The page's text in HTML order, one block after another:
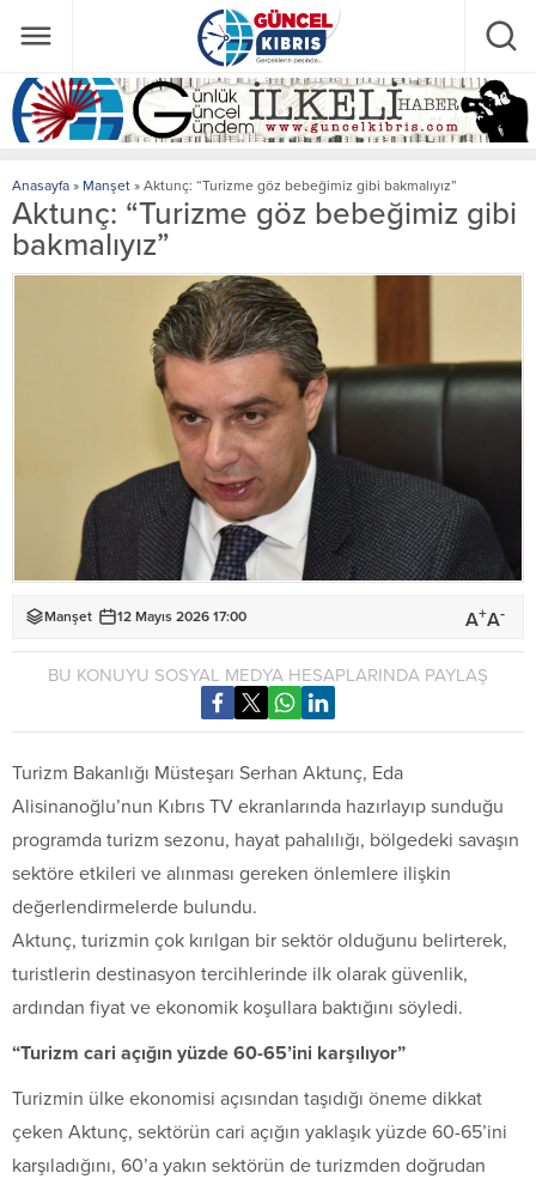
Anasayfa » Manşet » Aktunç: “Turizme göz bebeğimiz gibi bakmalıyız”
Aktunç: “Turizme göz bebeğimiz gibi
bakmalıyız”
Manşet 12 Mayıs 2026 17:00 A+A-
BU KONUYU SOSYAL MEDYA HESAPLARINDA PAYLAŞ
Turizm Bakanlığı Müsteşarı Serhan Aktunç, Eda
Alisinanoğlu’nun Kıbrıs TV ekranlarında hazırlayıp sunduğu
programda turizm sezonu, hayat pahalılığı, bölgedeki savaşın
sektöre etkileri ve alınması gereken önlemlere ilişkin
değerlendirmelerde bulundu.
Aktunç, turizmin çok kırılgan bir sektör olduğunu belirterek,
turistlerin destinasyon tercihlerinde ilk olarak güvenlik,
ardından fiyat ve ekonomik koşullara baktığını söyledi.
“Turizm cari açığın yüzde 60-65’ini karşılıyor”
Turizmin ülke ekonomisi açısından taşıdığı öneme dikkat
çeken Aktunç, sektörün cari açığın yaklaşık yüzde 60-65’ini
karşıladığını, 60’a yakın sektörün de turizmden doğrudan